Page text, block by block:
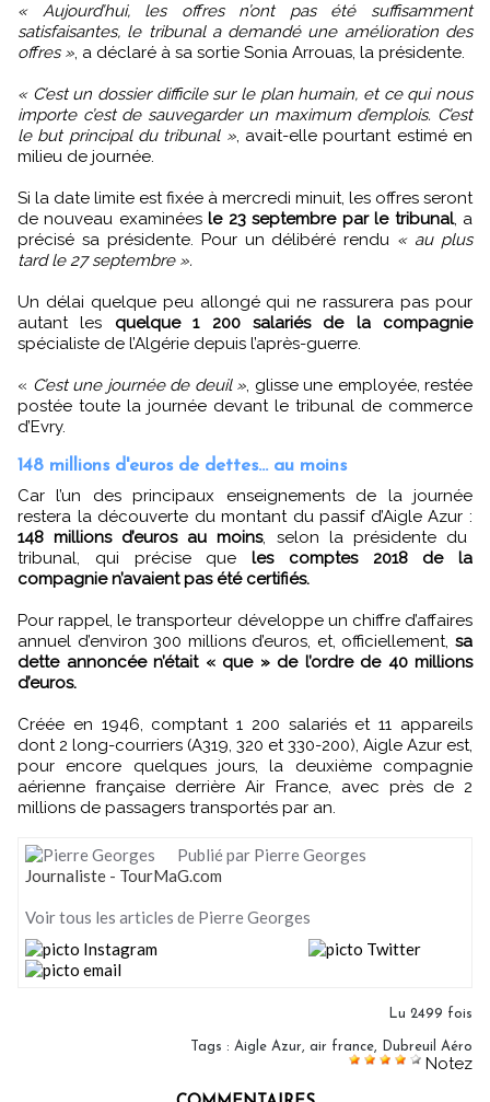
« Aujourd’hui, les offres n’ont pas été suffisamment
satisfaisantes, le tribunal a demandé une amélioration des
offres », a déclaré à sa sortie Sonia Arrouas, la présidente.
« C’est un dossier difficile sur le plan humain, et ce qui nous
importe c’est de sauvegarder un maximum d’emplois. C’est
le but principal du tribunal », avait-elle pourtant estimé en
milieu de journée.
Si la date limite est fixée à mercredi minuit, les offres seront
de nouveau examinéesle 23 septembre par le tribunal, a
précisé sa présidente. Pour un délibéré rendu « au plus
tard le 27 septembre ».
Un délai quelque peu allongé qui ne rassurera pas pour
autant les quelque 1 200 salariés de la compagnie
spécialiste de l’Algérie depuis l’après-guerre.
« C’est une journée de deuil », glisse une employée, restée
postée toute la journée devant le tribunal de commerce
d’Evry.
148 millions d'euros de dettes... au moins
Car l’un des principaux enseignements de la journée
restera la découverte du montant du passif d’Aigle Azur :
148 millions d’euros au moins, selon la présidente du
tribunal, qui précise que les comptes 2018 de la
compagnie n’avaient pas été certifiés.
Pour rappel, le transporteur développe un chiffre d’affaires
annuel d’environ 300 millions d’euros, et, officiellement, sa
dette annoncée n’était « que » de l’ordre de 40 millions
d’euros.
Créée en 1946, comptant 1 200 salariés et 11 appareils
dont 2 long-courriers (A319, 320 et 330-200), Aigle Azur est,
pour encore quelques jours, la deuxième compagnie
aérienne française derrière Air France, avec près de 2
millions de passagers transportés par an.
Publié par Pierre Georges
Journaliste - TourMaG.com
Voir tous les articles de Pierre Georges
Lu 2499 fois
Tags : Aigle Azur, air france, Dubreuil Aéro
Notez